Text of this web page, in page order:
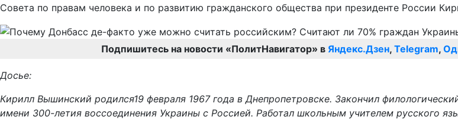
Совета по правам человека и по развитию гражданского общества при президенте России
Подпишитесь на новости «ПолитНавигатор» в Яндекс.Дзен, Telegram,
Досье:
Кирилл Вышинский родился19 февраля 1967 года в Днепропетровске. Закончил
имени 300-летия воссоединения Украины с Россией. Работал школьным учителем русского